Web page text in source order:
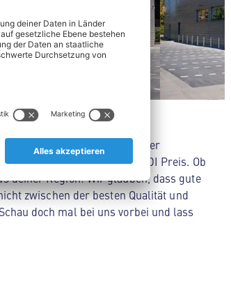
- von Lebensmitteln über
Produkte zum Original ALDI Preis. Ob
deiner Region: Wir glauben, dass gute
zwischen der besten Qualität und
doch mal bei uns vorbei und lass